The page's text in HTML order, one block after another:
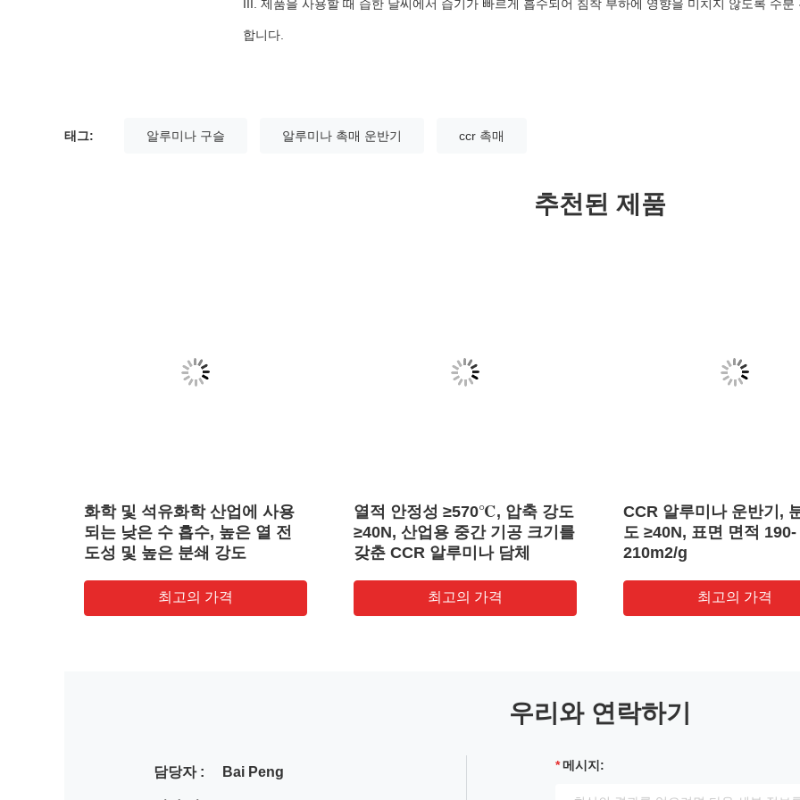
III. 제품을 사용할 때 습한 날씨에서 습기가 빠르게 흡수되어 침착 부하에 영향을 미치지 않도록 수
합니다.
태그: 알루미나 구슬 알루미나 촉매 운반기 ccr 촉매
추천된 제품
화학 및 석유화학 산업에 사용
되는 낮은 수 흡수, 높은 열 전
도성 및 높은 분쇄 강도
최고의 가격
열적 안정성 ≥570℃, 압축 강도
≥40N, 산업용 중간 기공 크기를
갖춘 CCR 알루미나 담체
최고의 가격
CCR 알루미나 운반기,
도 ≥40N, 표면 면적 190-
210m2/g
최고의 가격
우리와 연락하기
담당자 : Bai Peng 메시지: